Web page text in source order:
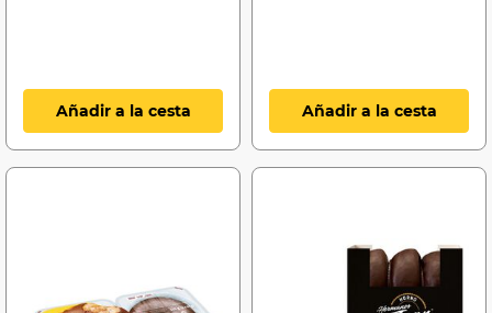
Añadir a la cesta Añadir a la cesta